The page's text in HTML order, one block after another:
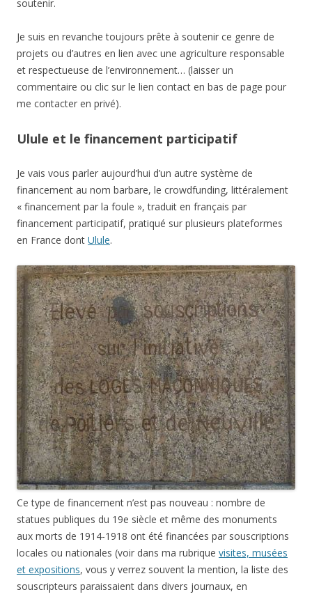
« financement par la foule », traduit en français par
en France dontUlule.
Ce type de financement n’est pas nouveau : nombre de
statues publiques du 19e siècle et même des monuments
aux morts de 1914-1918 ont été financées par souscriptions
locales ou nationales (voir dans ma rubriquevisites, musées
et expositions, vous y verrez souvent la mention, la liste des
souscripteurs paraissaient dans divers journaux, en
illustration de ce paragraphe, la mention sur le socle de la
copie de lastatue de la Libertéà Poitiers : « Élevé par
souscriptions / sur l’initiative / des LOGES MACONNIQUES /
de Poitiers et de Neuville »). Beaucoup de livres ont aussi
bénéficié de ce genre de financement. Les souscriptions pour
la restauration du patrimoine via lafondation du patrimoine
relèvent du même mouvement (la contrepartie étant
généralement l’invitation à un événement au cours de la
restauration, un nom sur une plaque et… une déduction
fiscale). Internet et les plateformes dédiées ont juste amplifié
la visibilité de ces projets.